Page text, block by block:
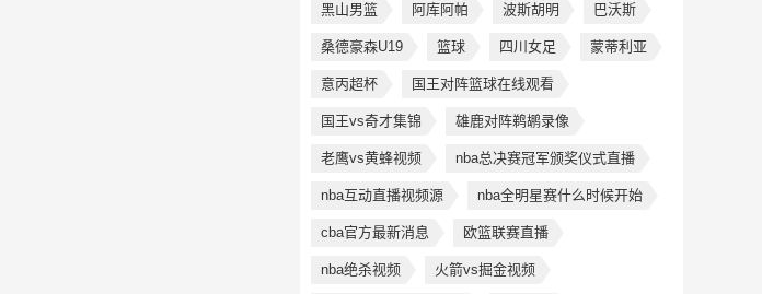
黑山男篮 阿库阿帕 波斯胡明 巴沃斯
桑德豪森U19 篮球 四川女足 蒙蒂利亚
意丙超杯 国王对阵篮球在线观看
国王vs奇才集锦 雄鹿对阵鹈鹕录像
老鹰vs黄蜂视频 nba总决赛冠军颁奖仪式直播
nba互动直播视频源 nba全明星赛什么时候开始
cba官方最新消息 欧篮联赛直播
nba绝杀视频 火箭vs掘金视频